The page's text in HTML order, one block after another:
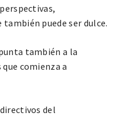
puede ser dulce.
también a la
comienza a
del